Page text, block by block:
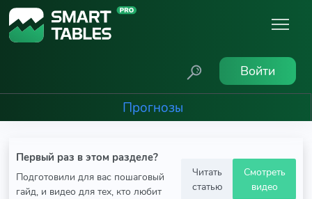
Войти
Прогнозы
Первый раз в этом разделе?
Подготовили для вас пошаговый
гайд, и видео для тех, кто любит
Читать
статью
Смотреть
видео